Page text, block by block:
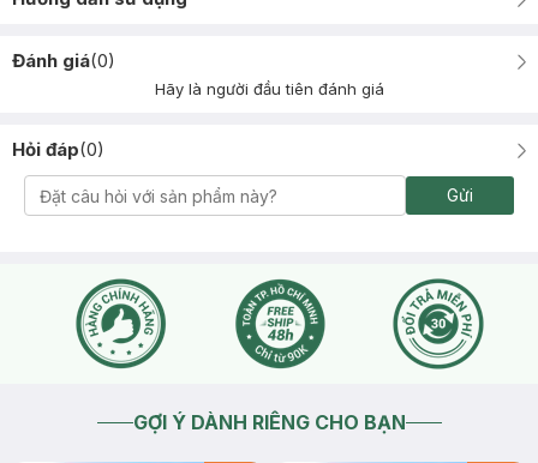
Đánh giá(0)
Hãy là người đầu tiên đánh giá
Hỏi đáp(0)
Gửi
GỢI Ý DÀNH RIÊNG CHO BẠN